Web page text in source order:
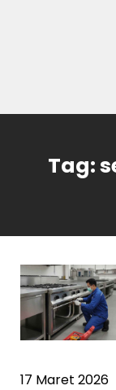
Tag:
17 Maret 2026